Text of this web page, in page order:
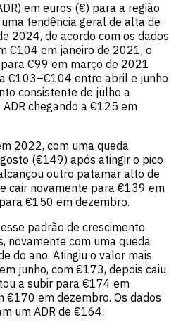
em euros (€) para a região
tendência geral de alta de
2024, de acordo com os dados
€104 em janeiro de 2021, o
€99 em março de 2021
€103–€104 entre abril e junho
consistente de julho a
chegando a €125 em
2022, com uma queda
(€149) após atingir o pico
outro patamar alto de
cair novamente para €139 em
€150 em dezembro.
padrão de crescimento
novamente com uma queda
do ano. Atingiu o valor mais
junho, com €173, depois caiu
a subir para €174 em
€170 em dezembro. Os dados
um ADR de €164.